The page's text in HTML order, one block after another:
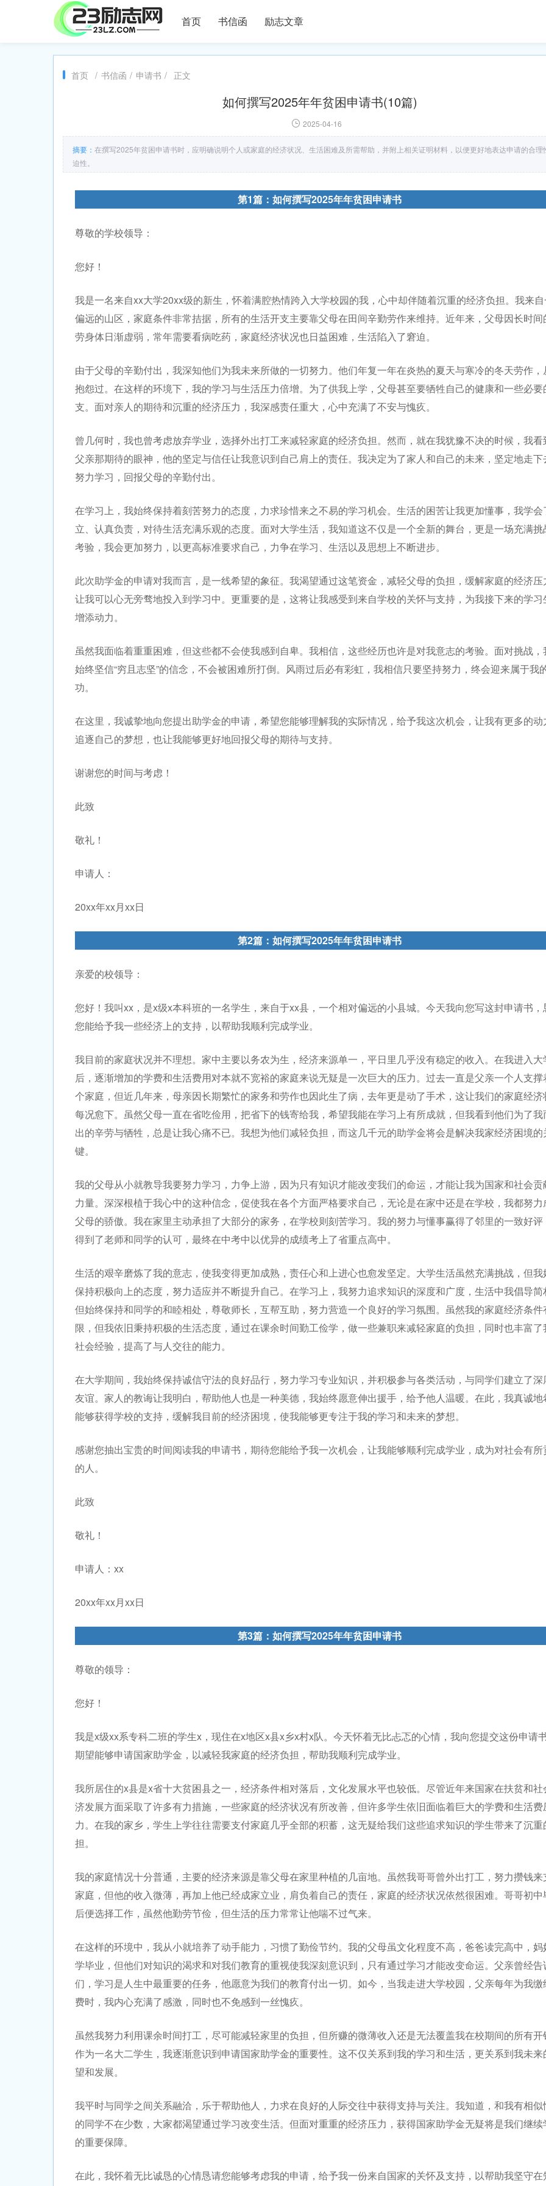
首页 书信函 励志文章
首页 / 书信函 / 申请书 / 正文
如何撰写2025年年贫困申请书(10篇)
2025-04-16
摘要： 在撰写2025年贫困申请书时，应明确说明个人或家庭的经济状况、生活困难及所需帮助，并附上相关证明材料，以便更好地表达申请的合理
迫性。
第1篇：如何撰写2025年年贫困申请书
尊敬的学校领导：
您好！
我是一名来自xx大学20xx级的新生，怀着满腔热情跨入大学校园的我，心中却伴随着沉重的经济负担。我来
偏远的山区，家庭条件非常拮据，所有的生活开支主要靠父母在田间辛勤劳作来维持。近年来，父母因长时间
劳身体日渐虚弱，常年需要看病吃药，家庭经济状况也日益困难，生活陷入了窘迫。
由于父母的辛勤付出，我深知他们为我未来所做的一切努力。他们年复一年在炎热的夏天与寒冷的冬天劳作，
抱怨过。在这样的环境下，我的学习与生活压力倍增。为了供我上学，父母甚至要牺牲自己的健康和一些必要
支。面对亲人的期待和沉重的经济压力，我深感责任重大，心中充满了不安与愧疚。
曾几何时，我也曾考虑放弃学业，选择外出打工来减轻家庭的经济负担。然而，就在我犹豫不决的时候，我看
父亲那期待的眼神，他的坚定与信任让我意识到自己肩上的责任。我决定为了家人和自己的未来，坚定地走下
努力学习，回报父母的辛勤付出。
在学习上，我始终保持着刻苦努力的态度，力求珍惜来之不易的学习机会。生活的困苦让我更加懂事，我学会
立、认真负责，对待生活充满乐观的态度。面对大学生活，我知道这不仅是一个全新的舞台，更是一场充满挑
考验，我会更加努力，以更高标准要求自己，力争在学习、生活以及思想上不断进步。
此次助学金的申请对我而言，是一线希望的象征。我渴望通过这笔资金，减轻父母的负担，缓解家庭的经济压
让我可以心无旁骛地投入到学习中。更重要的是，这将让我感受到来自学校的关怀与支持，为我接下来的学习
增添动力。
虽然我面临着重重困难，但这些都不会使我感到自卑。我相信，这些经历也许是对我意志的考验。面对挑战，
始终坚信“穷且志坚”的信念，不会被困难所打倒。风雨过后必有彩虹，我相信只要坚持努力，终会迎来属于我
功。
在这里，我诚挚地向您提出助学金的申请，希望您能够理解我的实际情况，给予我这次机会，让我有更多的动
追逐自己的梦想，也让我能够更好地回报父母的期待与支持。
谢谢您的时间与考虑！
此致
敬礼！
申请人：
20xx年xx月xx日
第2篇：如何撰写2025年年贫困申请书
亲爱的校领导：
您好！我叫xx，是x级x本科班的一名学生，来自于xx县，一个相对偏远的小县城。今天我向您写这封申请书，
您能给予我一些经济上的支持，以帮助我顺利完成学业。
我目前的家庭状况并不理想。家中主要以务农为生，经济来源单一，平日里几乎没有稳定的收入。在我进入大
后，逐渐增加的学费和生活费用对本就不宽裕的家庭来说无疑是一次巨大的压力。过去一直是父亲一个人支撑
个家庭，但近几年来，母亲因长期繁忙的家务和劳作也因此生了病，去年更是动了手术，这让我们的家庭经济
每况愈下。虽然父母一直在省吃俭用，把省下的钱寄给我，希望我能在学习上有所成就，但我看到他们为了我
出的辛劳与牺牲，总是让我心痛不已。我想为他们减轻负担，而这几千元的助学金将会是解决我家经济困境的
键。
我的父母从小就教导我要努力学习，力争上游，因为只有知识才能改变我们的命运，才能让我为国家和社会贡
力量。深深根植于我心中的这种信念，促使我在各个方面严格要求自己，无论是在家中还是在学校，我都努力
父母的骄傲。我在家里主动承担了大部分的家务，在学校则刻苦学习。我的努力与懂事赢得了邻里的一致好评
得到了老师和同学的认可，最终在中考中以优异的成绩考上了省重点高中。
生活的艰辛磨炼了我的意志，使我变得更加成熟，责任心和上进心也愈发坚定。大学生活虽然充满挑战，但我
保持积极向上的态度，努力适应并不断提升自己。在学习上，我努力追求知识的深度和广度，生活中我倡导简
但始终保持和同学的和睦相处，尊敬师长，互帮互助，努力营造一个良好的学习氛围。虽然我的家庭经济条件
限，但我依旧秉持积极的生活态度，通过在课余时间勤工俭学，做一些兼职来减轻家庭的负担，同时也丰富了
社会经验，提高了与人交往的能力。
在大学期间，我始终保持诚信守法的良好品行，努力学习专业知识，并积极参与各类活动，与同学们建立了深
友谊。家人的教诲让我明白，帮助他人也是一种美德，我始终愿意伸出援手，给予他人温暖。在此，我真诚地
能够获得学校的支持，缓解我目前的经济困境，使我能够更专注于我的学习和未来的梦想。
感谢您抽出宝贵的时间阅读我的申请书，期待您能给予我一次机会，让我能够顺利完成学业，成为对社会有所
的人。
此致
敬礼！
申请人：xx
20xx年xx月xx日
第3篇：如何撰写2025年年贫困申请书
尊敬的领导：
您好！
我是x级xx系专科二班的学生x，现住在x地区x县x乡x村x队。今天怀着无比忐忑的心情，我向您提交这份申请
期望能够申请国家助学金，以减轻我家庭的经济负担，帮助我顺利完成学业。
我所居住的x县是x省十大贫困县之一，经济条件相对落后，文化发展水平也较低。尽管近年来国家在扶贫和社
济发展方面采取了许多有力措施，一些家庭的经济状况有所改善，但许多学生依旧面临着巨大的学费和生活费
力。在我的家乡，学生上学往往需要支付家庭几乎全部的积蓄，这无疑给我们这些追求知识的学生带来了沉重
担。
我的家庭情况十分普通，主要的经济来源是靠父母在家里种植的几亩地。虽然我哥哥曾外出打工，努力攒钱来
家庭，但他的收入微薄，再加上他已经成家立业，肩负着自己的责任，家庭的经济状况依然很困难。哥哥初中
后便选择工作，虽然他勤劳节俭，但生活的压力常常让他喘不过气来。
在这样的环境中，我从小就培养了动手能力，习惯了勤俭节约。我的父母虽文化程度不高，爸爸读完高中，妈
学毕业，但他们对知识的渴求和对我们教育的重视使我深刻意识到，只有通过学习才能改变命运。父亲曾经告
们，学习是人生中最重要的任务，他愿意为我们的教育付出一切。如今，当我走进大学校园，父亲每年为我缴
费时，我内心充满了感激，同时也不免感到一丝愧疚。
虽然我努力利用课余时间打工，尽可能减轻家里的负担，但所赚的微薄收入还是无法覆盖我在校期间的所有开
作为一名大二学生，我逐渐意识到申请国家助学金的重要性。这不仅关系到我的学习和生活，更关系到我未来
望和发展。
我平时与同学之间关系融洽，乐于帮助他人，力求在良好的人际交往中获得支持与关注。我知道，和我有相似
的同学不在少数，大家都渴望通过学习改变生活。但面对重重的经济压力，获得国家助学金无疑将是我们继续
的重要保障。
在此，我怀着无比诚恳的心情恳请您能够考虑我的申请，给予我一份来自国家的关怀及支持，以帮助我坚守在